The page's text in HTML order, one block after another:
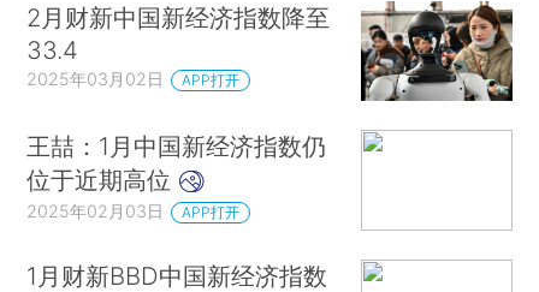
2月财新中国新经济指数降至
33.4
2025年03月02日 APP打开
王喆：1月中国新经济指数仍
位于近期高位
2025年02月03日 APP打开
1月财新BBD中国新经济指数